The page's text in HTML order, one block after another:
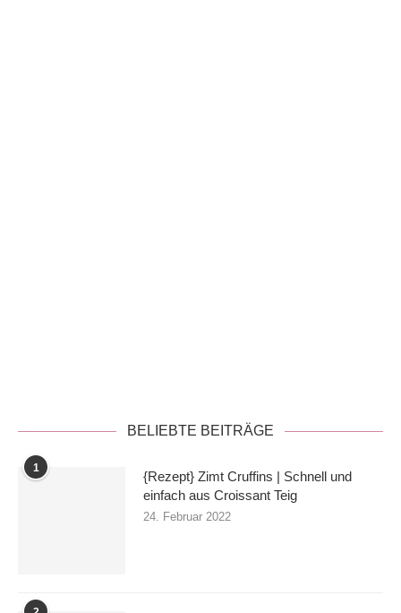
BELIEBTE BEITRÄGE
1
{Rezept} Zimt Cruffins | Schnell und
einfach aus Croissant Teig
24. Februar 2022